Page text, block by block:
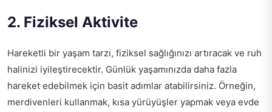
2. Fiziksel Aktivite
Hareketli bir yaşam tarzı, fiziksel sağlığınızı artıracak ve ruh
halinizi iyileştirecektir. Günlük yaşamınızda daha fazla
hareket edebilmek için basit adımlar atabilirsiniz. Örneğin,
merdivenleri kullanmak, kısa yürüyüşler yapmak veya evde